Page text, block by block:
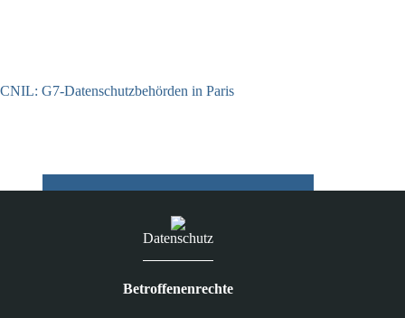
CNIL: G7-Datenschutzbehörden in Paris
Datenschutz
Betroffenenrechte